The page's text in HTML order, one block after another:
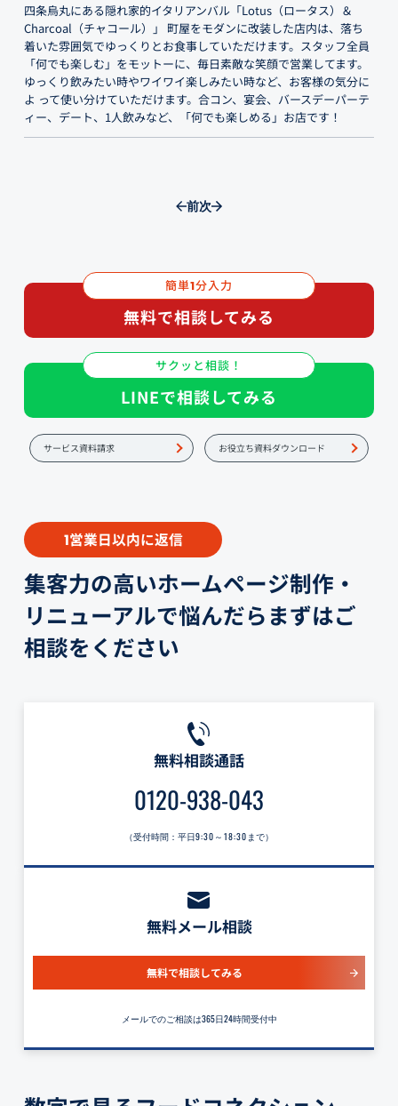
四条烏丸にある隠れ家的イタリアンバル「Lotus（ロータス）＆
Charcoal（チャコール）」 町屋をモダンに改装した店内は、落ち
着いた雰囲気でゆっくりとお食事していただけます。スタッフ全員
「何でも楽しむ」をモットーに、毎日素敵な笑顔で営業してます。
ゆっくり飲みたい時やワイワイ楽しみたい時など、お客様の気分に
よ って使い分けていただけます。合コン、宴会、バースデーパーテ
ィー、デート、1人飲みなど、「何でも楽しめる」お店です！
前次
簡単1分入力
無料で相談してみる
サクッと相談！
LINEで相談してみる
サービス資料請求 お役立ち資料ダウンロード
1営業日以内に返信
集客力の高いホームページ制作・
リニューアルで悩んだらまずはご
相談をください
無料相談通話
0120-938-043
（受付時間：平日9:30～18:30 まで）
無料メール相談
無料で相談してみる
メールでのご相談は365日24時間受付中